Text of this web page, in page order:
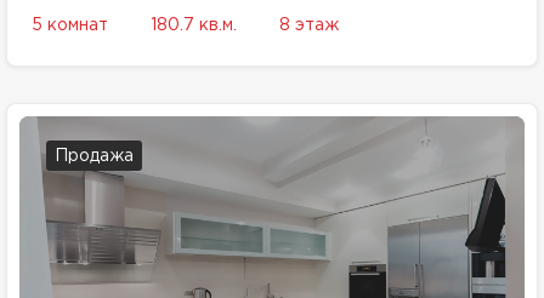
5 комнат 180.7 кв.м. 8 этаж
Продажа